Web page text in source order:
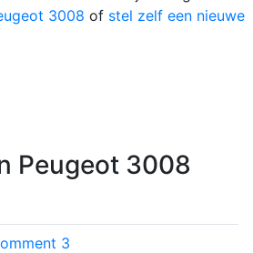
3008 of stel zelf een nieuwe
Peugeot 3008
3